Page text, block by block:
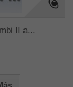
II a...